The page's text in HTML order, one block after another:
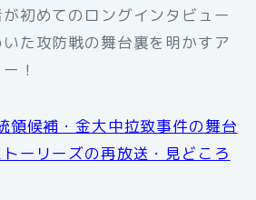
初めてのロングインタビュー
た攻防戦の舞台裏を明かすア
！
領候補・金大中拉致事件の舞台
ーリーズの再放送・見どころ